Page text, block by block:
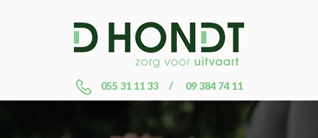
055 31 11 33 09 384 74 11